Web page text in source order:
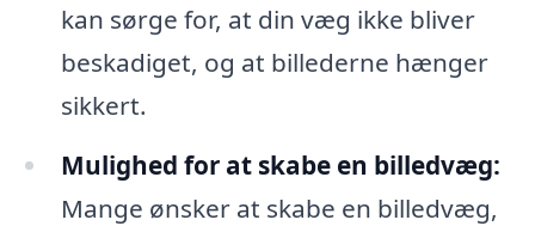
kan sørge for, at din væg ikke bliver
beskadiget, og at billederne hænger
sikkert.
Mulighed for at skabe en billedvæg:
Mange ønsker at skabe en billedvæg,